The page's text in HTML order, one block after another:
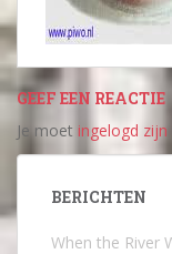
GEEF EEN REACTIE
Je moet ingelogd
BERICHTEN
When the River